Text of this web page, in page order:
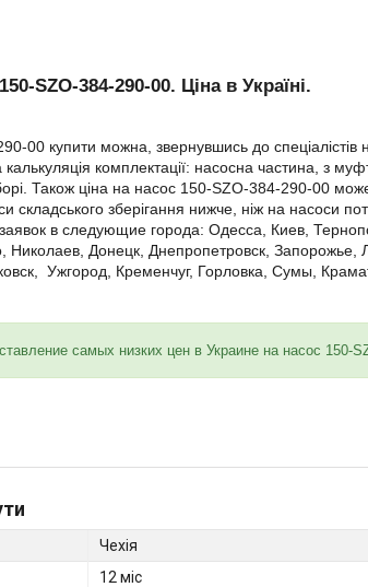
SZO-384-290-00. Ціна в Україні.
00 купити можна, звернувшись до
калькуляція комплектації: насосна частина, з
Також ціна на насос 150-SZO-384-290-00
складського зберігання нижче, ніж на насоси
в следующие города: Одесса, Киев,
Донецк, Днепропетровск, Запорожье,
Ужгород, Кременчуг, Горловка, Сумы,
самых низких цен в Украине на насос 150-
Чехія
12 міс